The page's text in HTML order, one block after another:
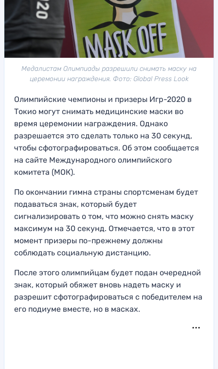
Медалистам Олимпиады разрешили снимать маску на
церемонии награждения. Фото: Global Press Look
Олимпийские чемпионы и призеры Игр-2020 в
Токио могут снимать медицинские маски во
время церемонии награждения. Однако
разрешается это сделать только на 30 секунд,
чтобы сфотографироваться. Об этом сообщается
на сайте Международного олимпийского
комитета (МОК).
По окончании гимна страны спортсменам будет
подаваться знак, который будет
сигнализировать о том, что можно снять маску
максимум на 30 секунд. Отмечается, что в этот
момент призеры по-прежнему должны
соблюдать социальную дистанцию.
После этого олимпийцам будет подан очередной
знак, который обяжет вновь надеть маску и
разрешит сфотографироваться с победителем на
его подиуме вместе, но в масках.